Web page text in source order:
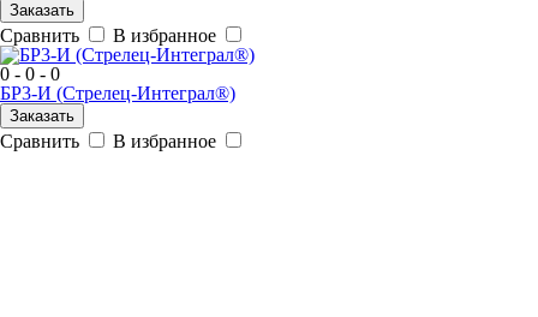
Заказать
Сравнить
В избранное
0 - 0 - 0
БР3-И (Стрелец-Интеграл®)
Заказать
Сравнить В избранное